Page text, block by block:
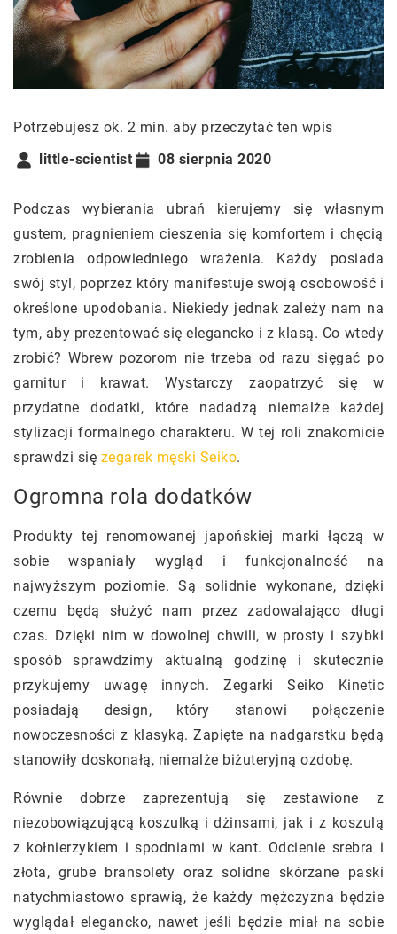
Potrzebujesz ok. 2 min. aby przeczytać ten wpis
little-scientist
08 sierpnia 2020
Podczas wybierania ubrań kierujemy się własnym
gustem, pragnieniem cieszenia się komfortem i chęcią
zrobienia odpowiedniego wrażenia. Każdy posiada
swój styl, poprzez który manifestuje swoją osobowość i
określone upodobania. Niekiedy jednak zależy nam na
tym, aby prezentować się elegancko i z klasą. Co wtedy
zrobić? Wbrew pozorom nie trzeba od razu sięgać po
garnitur i krawat. Wystarczy zaopatrzyć się w
przydatne dodatki, które nadadzą niemalże każdej
stylizacji formalnego charakteru. W tej roli znakomicie
sprawdzi się zegarek męski Seiko.
Ogromna rola dodatków
Produkty tej renomowanej japońskiej marki łączą w
sobie wspaniały wygląd i funkcjonalność na
najwyższym poziomie. Są solidnie wykonane, dzięki
czemu będą służyć nam przez zadowalająco długi
czas. Dzięki nim w dowolnej chwili, w prosty i szybki
sposób sprawdzimy aktualną godzinę i skutecznie
przykujemy uwagę innych. Zegarki Seiko Kinetic
posiadają design, który stanowi połączenie
nowoczesności z klasyką. Zapięte na nadgarstku będą
stanowiły doskonałą, niemalże biżuteryjną ozdobę.
Równie dobrze zaprezentują się zestawione z
niezobowiązującą koszulką i dżinsami, jak i z koszulą
z kołnierzykiem i spodniami w kant. Odcienie srebra i
złota, grube bransolety oraz solidne skórzane paski
natychmiastowo sprawią, że każdy mężczyzna będzie
wyglądał elegancko, nawet jeśli będzie miał na sobie